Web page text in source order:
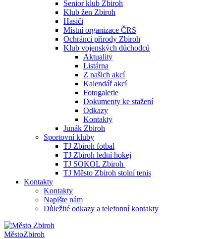
Senior klub Zbiroh
Klub žen Zbiroh
Hasiči
Místní organizace ČRS
Ochránci přírody Zbiroh
Klub vojenských důchodců
Aktuality
Listárna
Z našich akcí
Kalendář akcí
Fotogalerie
Dokumenty ke stažení
Odkazy
Kontakty
Junák Zbiroh
Sportovní kluby
TJ Zbiroh fotbal
TJ Zbiroh lední hokej
TJ SOKOL Zbiroh
TJ Město Zbiroh stolní tenis
Kontakty
Kontakty
Napište nám
Důležité odkazy a telefonní kontakty
MěstoZbiroh